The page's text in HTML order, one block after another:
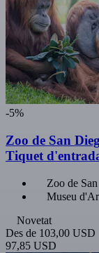
-5%
Zoo de San
Tiquet
Zoo de
Museu
Novetat
Des de 103,00 USD
97,85 USD